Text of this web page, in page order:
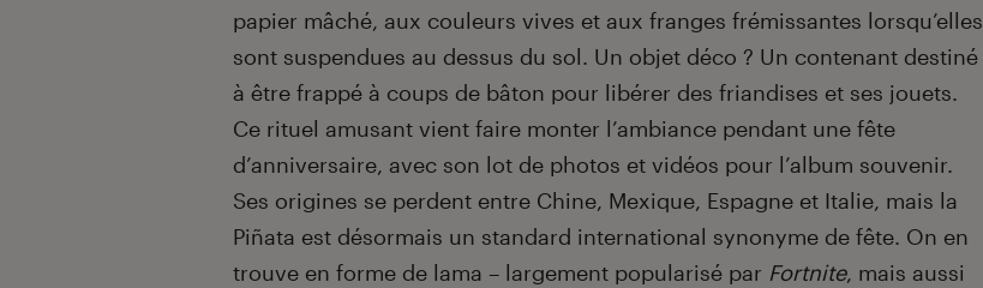
papier mâché, aux couleurs vives et aux franges frémissantes lorsqu’elles
sont suspendues au dessus du sol. Un objet déco ? Un contenant destiné
à être frappé à coups de bâton pour libérer des friandises et ses jouets.
Ce rituel amusant vient faire monter l’ambiance pendant une fête
d’anniversaire, avec son lot de photos et vidéos pour l’album souvenir.
Ses origines se perdent entre Chine, Mexique, Espagne et Italie, mais la
Piñata est désormais un standard international synonyme de fête. On en
trouve en forme de lama – largement popularisé par Fortnite, mais aussi